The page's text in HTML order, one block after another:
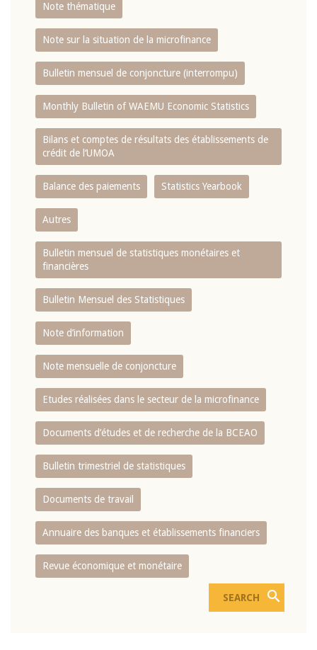
Note thématique
Note sur la situation de la microfinance
Bulletin mensuel de conjoncture (interrompu)
Monthly Bulletin of WAEMU Economic Statistics
Bilans et comptes de résultats des établissements de
crédit de l‘UMOA
Balance des paiements Statistics Yearbook
Autres
Bulletin mensuel de statistiques monétaires et
financières
Bulletin Mensuel des Statistiques
Note d’information
Note mensuelle de conjoncture
Etudes réalisées dans le secteur de la microfinance
Documents d’études et de recherche de la BCEAO
Bulletin trimestriel de statistiques
Documents de travail
Annuaire des banques et établissements financiers
Revue économique et monétaire